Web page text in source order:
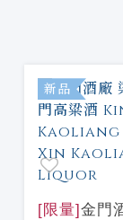
新品
[限量] 金門